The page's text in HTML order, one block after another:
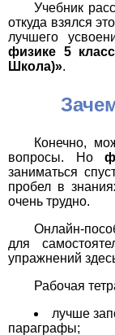
Учебник
откуда взялся
лучшего
физике 5
Школа)».
Конечно,
вопросы. Но
заниматься
пробел в
очень трудно.
Онлайн-
для
упражнений
Рабочая
лучше
параграфы;